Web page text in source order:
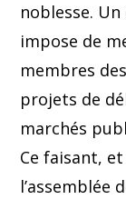
noblesse.
impose de
membres
projets de
marchés
Ce faisant,
l’assemblée